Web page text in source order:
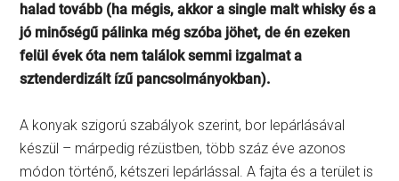
halad tovább (ha mégis, akkor a single malt whisky és a
jó minőségű pálinka még szóba jöhet, de én ezeken
felül évek óta nem találok semmi izgalmat a
sztenderdizált ízű pancsolmányokban).
A konyak szigorú szabályok szerint, bor lepárlásával
készül – márpedig rézüstben, több száz éve azonos
módon történő, kétszeri lepárlással. A fajta és a terület is